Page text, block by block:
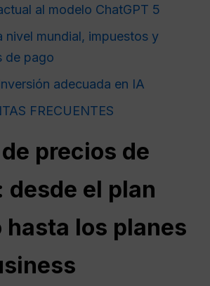
al modelo ChatGPT 5
nivel mundial, impuestos y
de pago
adecuada en IA
FRECUENTES
precios de
desde el plan
los planes